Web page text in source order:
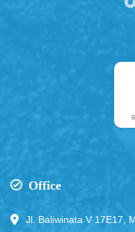
Office
Jl. Baliwinata V 17E17,